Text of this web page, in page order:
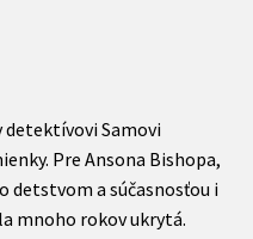
detektívovi Samovi
Pre Ansona Bishopa,
detstvom a súčasnosťou i
mnoho rokov ukrytá.